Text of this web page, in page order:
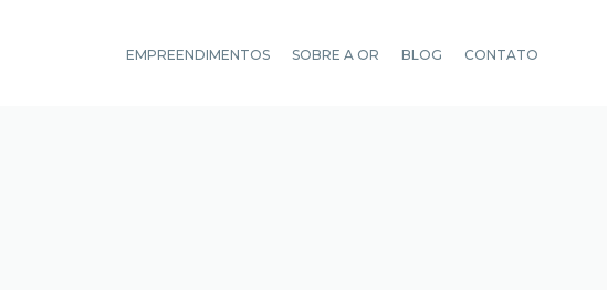
EMPREENDIMENTOS SOBRE A OR BLOG CONTATO